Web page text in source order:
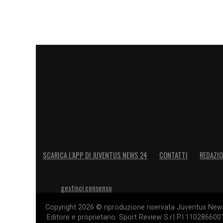
SCARICA L’APP DI JUVENTUS NEWS 24 CONTATTI
gestisci consenso
Copyright 2026 © riproduzione riservata Juventus
Editore e proprietario: Sport Review S.r.l